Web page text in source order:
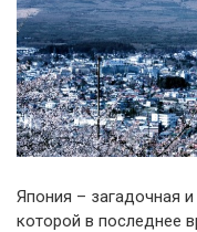
Япония – загадочная
которой в последнее